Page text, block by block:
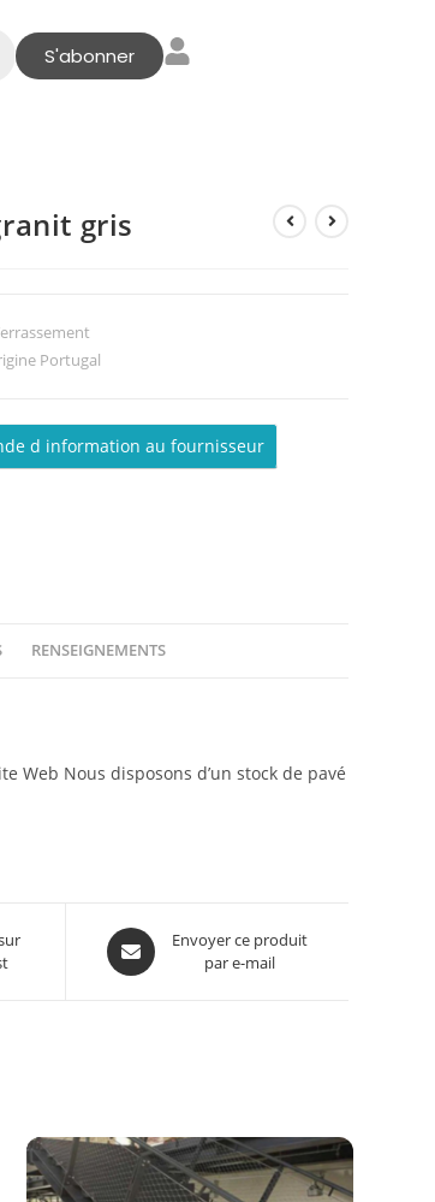
S'abonner
gris
Portugal
d information au fournisseur
RENSEIGNEMENTS
Web Nous disposons d’un stock de pavé
Envoyer ce produit
par e-mail